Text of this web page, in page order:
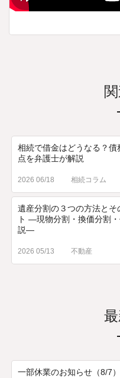
相続で借金はどうなる？
点を弁護士が解説
2026 06/18 相続コラム
遺産分割の３つの方法とそ
ト ―現物分割・換価分割
説―
2026 05/13 不動産
一部休業のお知らせ（8/7）